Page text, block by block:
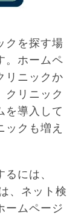
クを探す場
。ホームペ
リニックか
クリニック
を導入して
クも増え
には、
、ネット検
ームページ